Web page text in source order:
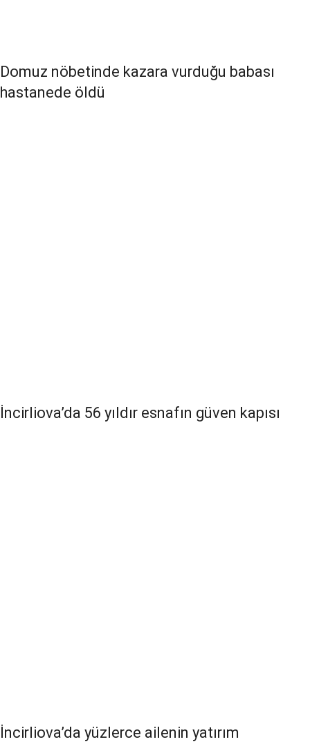
Domuz nöbetinde kazara vurduğu babası
hastanede öldü
İncirliova’da 56 yıldır esnafın güven kapısı
İncirliova’da yüzlerce ailenin yatırım